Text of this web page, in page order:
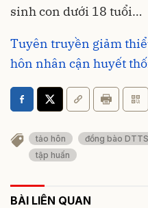
sinh con dưới 18 tuổi…
Tuyên truyền giảm
hôn nhân cận huyết
tảo hôn đồng bào DTTS
tập huấn
BÀI LIÊN QUAN